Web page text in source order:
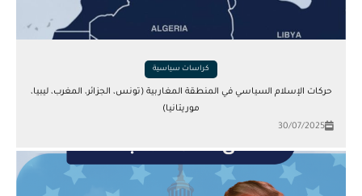
كراسات سياسية
حركات الإسلام السياسي في المنطقة المغاربية (تونس، الجزائر، المغرب، ليبيا،
موريتانيا)
30/07/2025